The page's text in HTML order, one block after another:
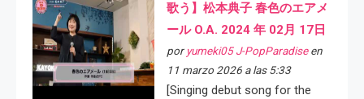
歌う】松本典子 春色のエアメ
ール O.A. 2024 年 02月 17日
por yumeki05 J-PopParadiseen
11 marzo 2026 a las 5:33
[Singing debut song for the